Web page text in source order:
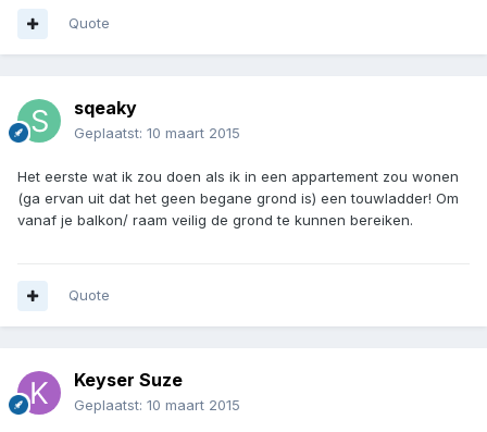
Quote
sqeaky
Geplaatst: 10 maart 2015
Het eerste wat ik zou doen als ik in een appartement zou wonen
(ga ervan uit dat het geen begane grond is) een touwladder! Om
vanaf je balkon/ raam veilig de grond te kunnen bereiken.
Quote
Keyser Suze
Geplaatst: 10 maart 2015